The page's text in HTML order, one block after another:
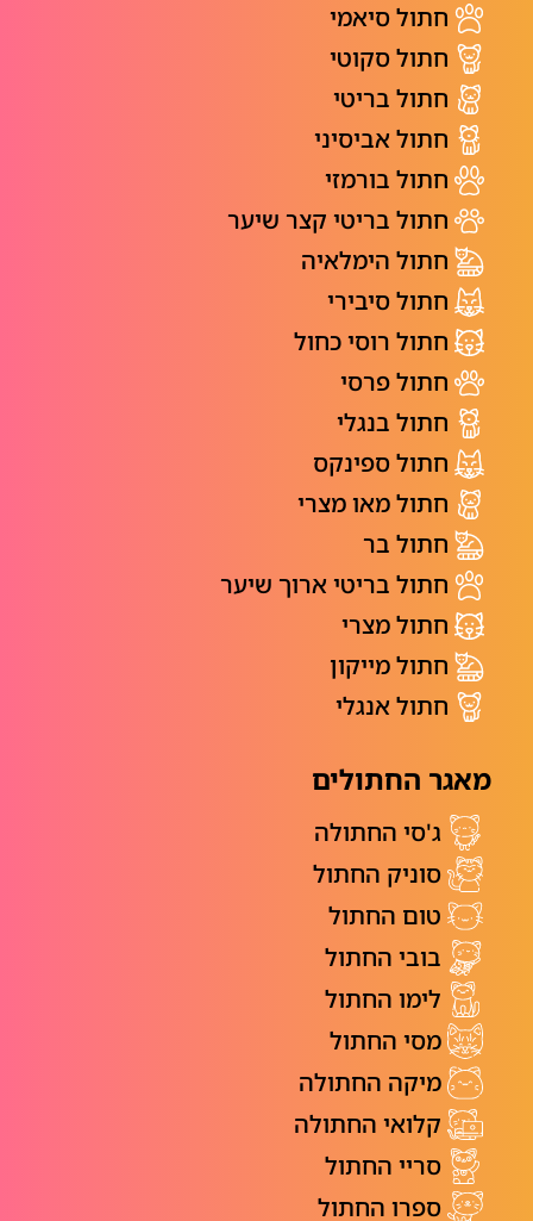
חתול סיאמי
חתול סקוטי
חתול בריטי
חתול אביסיני
חתול בורמזי
חתול בריטי קצר שיער
חתול הימלאיה
חתול סיבירי
חתול רוסי כחול
חתול פרסי
חתול בנגלי
חתול ספינקס
חתול מאו מצרי
חתול בר
חתול בריטי ארוך שיער
חתול מצרי
חתול מייקון
חתול אנגלי
מאגר החתולים
ג'סי החתולה
סוניק החתול
טום החתול
בובי החתול
לימו החתול
מסי החתול
מיקה החתולה
קלואי החתולה
סריי החתול
ספרו החתול